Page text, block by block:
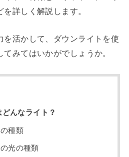
詳しく解説します。
を活かして、ダウンライトを使
みてはいかがでしょうか。
んなライト？
種類
光の種類